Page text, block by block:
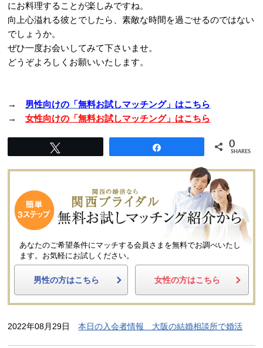
にお料理することが楽しみですね。
向上心溢れる彼とでしたら、素敵な時間を過ごせるのではない
でしょうか。
ぜひ一度お会いしてみて下さいませ。
どうぞよろしくお願いいたします。
→ 男性向けの「無料お試しマッチング」はこちら
→女性向けの「無料お試しマッチング」はこちら
0
SHARES
あなたのご希望条件にマッチする会員さまを無料でお調べいたし
ます。
お気軽にお試しください。
男性の方はこちら 女性の方はこちら
2022年08月29日本日の入会者情報 大阪の結婚相談所で婚活